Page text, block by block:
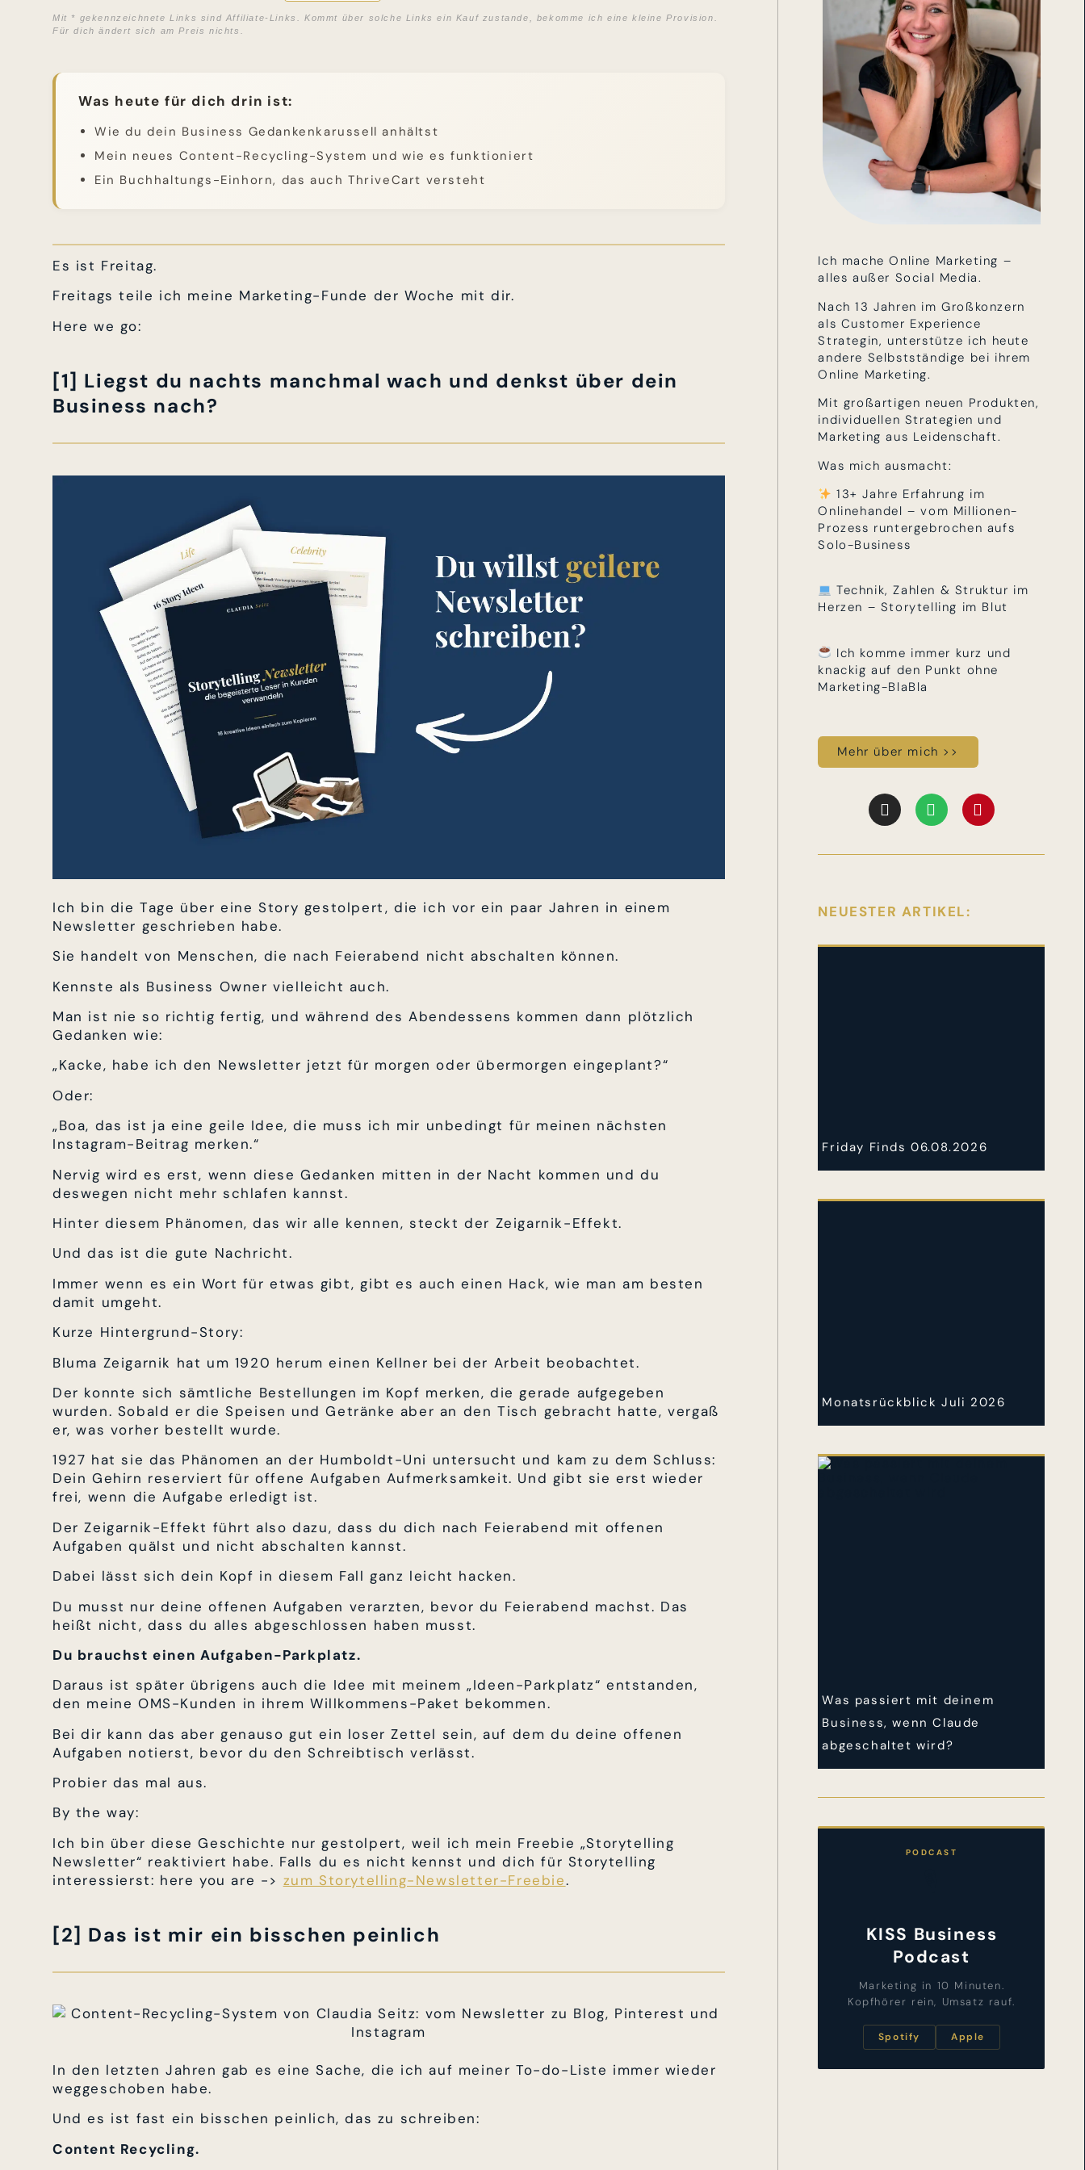
Mit * gekennzeichnete Links sind Affiliate-Links. Kommt über solche Links ein Kauf zustande, bekomme ich eine kleine Provision.
Für dich ändert sich am Preis nichts.
Was heute für dich drin ist:
Wie du dein Business Gedankenkarussell anhältst
Mein neues Content-Recycling-System und wie es funktioniert
Ein Buchhaltungs-Einhorn, das auch ThriveCart versteht
Es ist Freitag.
Freitags teile ich meine Marketing-Funde der Woche mit dir.
Here we go:
[1] Liegst du nachts manchmal wach und denkst über dein
Business nach?
Ich bin die Tage über eine Story gestolpert, die ich vor ein paar Jahren in einem
Newsletter geschrieben habe.
Sie handelt von Menschen, die nach Feierabend nicht abschalten können.
Kennste als Business Owner vielleicht auch.
Man ist nie so richtig fertig, und während des Abendessens kommen dann plötzlich
Gedanken wie:
„Kacke, habe ich den Newsletter jetzt für morgen oder übermorgen eingeplant?“
Oder:
„Boa, das ist ja eine geile Idee, die muss ich mir unbedingt für meinen nächsten
Instagram-Beitrag merken.“
Nervig wird es erst, wenn diese Gedanken mitten in der Nacht kommen und du
deswegen nicht mehr schlafen kannst.
Hinter diesem Phänomen, das wir alle kennen, steckt der Zeigarnik-Effekt.
Und das ist die gute Nachricht.
Immer wenn es ein Wort für etwas gibt, gibt es auch einen Hack, wie man am besten
damit umgeht.
Kurze Hintergrund-Story:
Bluma Zeigarnik hat um 1920 herum einen Kellner bei der Arbeit beobachtet.
Der konnte sich sämtliche Bestellungen im Kopf merken, die gerade aufgegeben
wurden. Sobald er die Speisen und Getränke aber an den Tisch gebracht hatte, vergaß
er, was vorher bestellt wurde.
1927 hat sie das Phänomen an der Humboldt-Uni untersucht und kam zu dem Schluss:
Dein Gehirn reserviert für offene Aufgaben Aufmerksamkeit. Und gibt sie erst wieder
frei, wenn die Aufgabe erledigt ist.
Der Zeigarnik-Effekt führt also dazu, dass du dich nach Feierabend mit offenen
Aufgaben quälst und nicht abschalten kannst.
Dabei lässt sich dein Kopf in diesem Fall ganz leicht hacken.
Du musst nur deine offenen Aufgaben verarzten, bevor du Feierabend machst. Das
heißt nicht, dass du alles abgeschlossen haben musst.
Du brauchst einen Aufgaben-Parkplatz.
Daraus ist später übrigens auch die Idee mit meinem „Ideen-Parkplatz“ entstanden,
den meine OMS-Kunden in ihrem Willkommens-Paket bekommen.
Bei dir kann das aber genauso gut ein loser Zettel sein, auf dem du deine offenen
Aufgaben notierst, bevor du den Schreibtisch verlässt.
Probier das mal aus.
By the way:
Ich bin über diese Geschichte nur gestolpert, weil ich mein Freebie „Storytelling
Newsletter“ reaktiviert habe. Falls du es nicht kennst und dich für Storytelling
interessierst: here you are -> zum Storytelling-Newsletter-Freebie.
[2] Das ist mir ein bisschen peinlich
In den letzten Jahren gab es eine Sache, die ich auf meiner To-do-Liste immer wieder
weggeschoben habe.
Und es ist fast ein bisschen peinlich, das zu schreiben:
Content Recycling.
Ich mache Online Marketing –
alles außer Social Media.
Nach 13 Jahren im Großkonzern
als Customer Experience
Strategin, unterstütze ich heute
andere Selbstständige bei ihrem
Online Marketing.
Mit großartigen neuen Produkten,
individuellen Strategien und
Marketing aus Leidenschaft.
Was mich ausmacht:
13+ Jahre Erfahrung im
Onlinehandel – vom Millionen-
Prozess runtergebrochen aufs
Solo-Business
Technik, Zahlen & Struktur im
Herzen – Storytelling im Blut
Ich komme immer kurz und
knackig auf den Punkt ohne
Marketing-BlaBla
Mehr über mich >>
NEUESTER ARTIKEL:
Friday Finds 06.08.2026
Monatsrückblick Juli 2026
Was passiert mit deinem
Business, wenn Claude
abgeschaltet wird?
PODCAST
KISS Business
Podcast
Marketing in 10 Minuten.
Kopfhörer rein, Umsatz rauf.
Spotify Apple